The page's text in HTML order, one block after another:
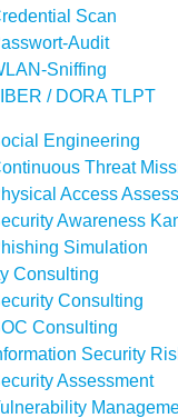
Scan
Audit
Sniffing
/ DORA TLPT
Engineering
Threat
Access
Awareness
Simulation
Consulting
Consulting
Consulting
Security
Assessment